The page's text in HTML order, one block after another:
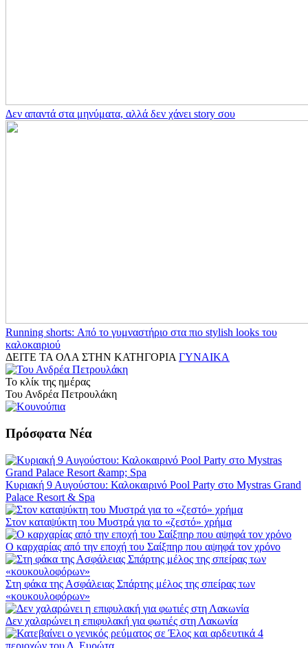
Δεν απαντά στα μηνύματα, αλλά δεν χάνει story σου
Running shorts: Από το γυμναστήριο στα πιο stylish looks του
καλοκαιριού
ΔΕΙΤΕ ΤΑ ΟΛΑ ΣΤΗΝ ΚΑΤΗΓΟΡΙΑ ΓΥΝΑΙΚΑ
Το κλίκ της ημέρας
Του Ανδρέα Πετρουλάκη
Πρόσφατα Νέα
Κυριακή 9 Αυγούστου: Καλοκαιρινό Pool Party στο Mystras Grand
Palace Resort & Spa
Στον καταψύκτη του Μυστρά για το «ζεστό» χρήμα
Ο καρχαρίας από την εποχή του Σαίξπηρ που αψηφά τον χρόνο
Στη φάκα της Ασφάλειας Σπάρτης μέλος της σπείρας των
«κουκουλοφόρων»
Δεν χαλαρώνει η επιφυλακή για φωτιές στη Λακωνία